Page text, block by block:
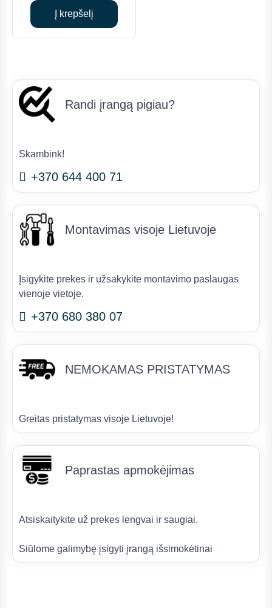
was:
€434.00.€325.00.
Į krepšelį
Randi įrangą pigiau?
Skambink!
+370 644 400 71
Montavimas visoje Lietuvoje
Įsigykite prekes ir užsakykite montavimo paslaugas
vienoje vietoje.
+370 680 380 07
NEMOKAMAS PRISTATYMAS
Greitas pristatymas visoje Lietuvoje!
Paprastas apmokėjimas
Atsiskaitykite už prekes lengvai ir saugiai.
Siūlome galimybę įsigyti įrangą išsimokėtinai